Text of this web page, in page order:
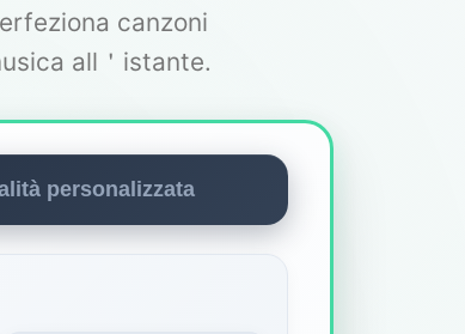
canzoni
all＇istante.
personalizzata